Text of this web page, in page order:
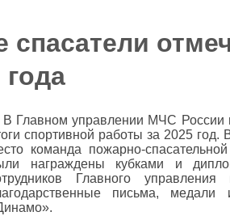
спасатели
В Главном управлении МЧС России
спортивной работы за 2025
команда пожарно-
награждены кубками и
Главного
письма,